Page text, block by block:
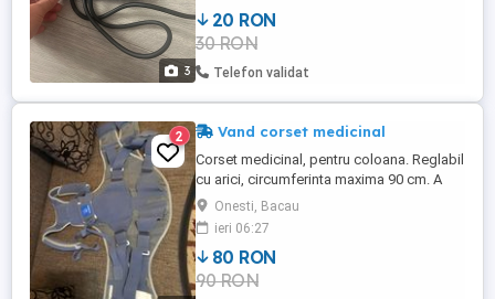
3
20 RON
30 RON
Telefon validat
2 Vand corset medicinal
Corset medicinal, pentru coloana. Reglabil
cu arici, circumferinta maxima 90 cm. A
fost folosit timp de o luna.
Onesti, Bacau
ieri 06:27
80 RON
90 RON